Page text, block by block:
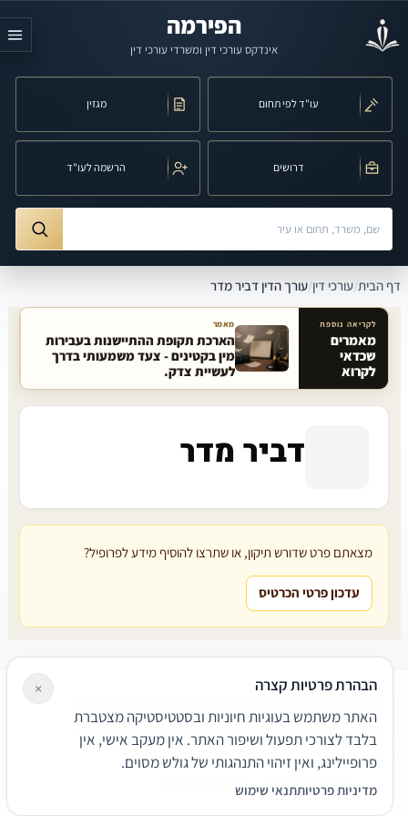
הפירמה
אינדקס עורכי דין ומשרדי עורכי דין
עו"ד לפי תחום מגזין
דרושים הרשמה לעו"ד
חיפוש לפי שם, משרד, תחום משפט או עיר
דף הבית/עורכי דין/עורך הדין דביר מדר
מאמרים קשורים באתר
לקריאה נוספת
מאמרים
שכדאי
לקרוא
מאמר
הארכת תקופת ההתיישנות בעבירות
מין בקטינים - צעד משמעותי בדרך
לעשיית צדק.
דביר מדר
מצאתם פרט שדורש תיקון, או שתרצו להוסיף מידע לפרופיל?
עדכון פרטי הכרטיס
שירותים משפטיים
דרושים צור קשר נגישותפרטיות
תנאי שימוש
© 2026 הפירמה. כל הזכויות שמורות.
הבהרת פרטיות קצרה
האתר משתמש בעוגיות חיוניות ובסטטיסטיקה מצטברת
בלבד לצורכי תפעול ושיפור האתר. אין מעקב אישי, אין
פרופיילינג, ואין זיהוי התנהגותי של גולש מסוים.
מדיניות פרטיותתנאי שימוש
×